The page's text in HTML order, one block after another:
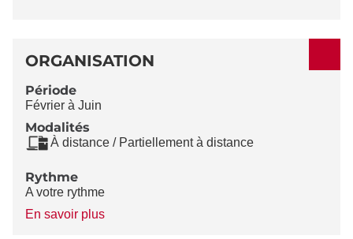
ORGANISATION
Période
Février à Juin
Modalités
À distance / Partiellement à distance
Rythme
A votre rythme
En savoir plusà